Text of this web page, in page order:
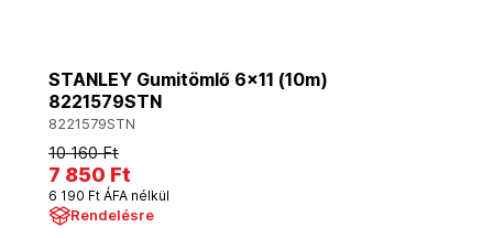
STANLEY Gumitömlő 6x11 (10m)
8221579STN
8221579STN
10 160 Ft
7 850 Ft
6 190 Ft ÁFA nélkül
Rendelésre